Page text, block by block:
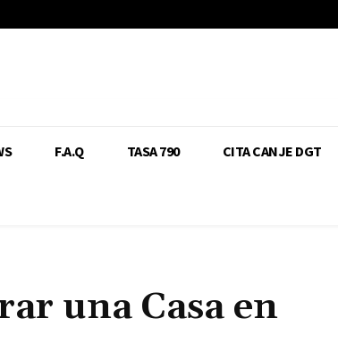
F.A.Q TASA 790 CITA CANJE DGT
una Casa en